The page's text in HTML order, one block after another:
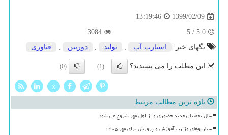
1399/02/09
13:19:46
5.0
/
5
3084
تگهای خبر:
استارت آپ , تولید , دوربین , فناوری
این مطلب را می پسندید؟ (1)
(0)
x
تازه ترین مطالب مرتبط
سال تحصیلی جدید حضوری و از اول مهر شروع می شود
سناریوهای وزارت آموزش و پرورش برای مهر ۱۴۰۵